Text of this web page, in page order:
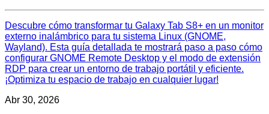
Descubre cómo transformar tu Galaxy Tab S8+ en un monitor
externo inalámbrico para tu sistema Linux (GNOME,
Wayland). Esta guía detallada te mostrará paso a paso cómo
configurar GNOME Remote Desktop y el modo de extensión
RDP para crear un entorno de trabajo portátil y eficiente.
¡Optimiza tu espacio de trabajo en cualquier lugar!
Abr 30, 2026